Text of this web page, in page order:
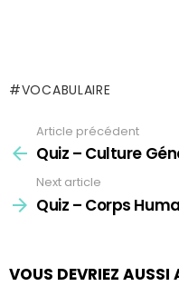
VOCABULAIRE
more
Article précédent
Quiz – Culture
Next article
Quiz – Corps
VOUS DEVRIEZ AUSSI